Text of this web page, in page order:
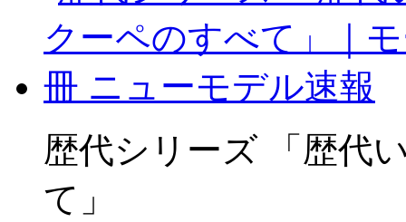
歴代シリーズ 「歴代
て」